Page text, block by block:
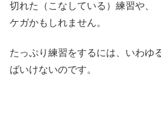
切れた（こなしている）練習や、
ケガかもしれません。
たっぷり練習をするには、いわゆ
ばいけないのです。